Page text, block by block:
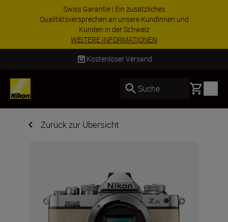
Garantie | Ein zusätzliches
an unsere Kundinnen und
INFORMATIONEN
Kostenloser Versand
Suche Basket
Zurück zur Übersicht